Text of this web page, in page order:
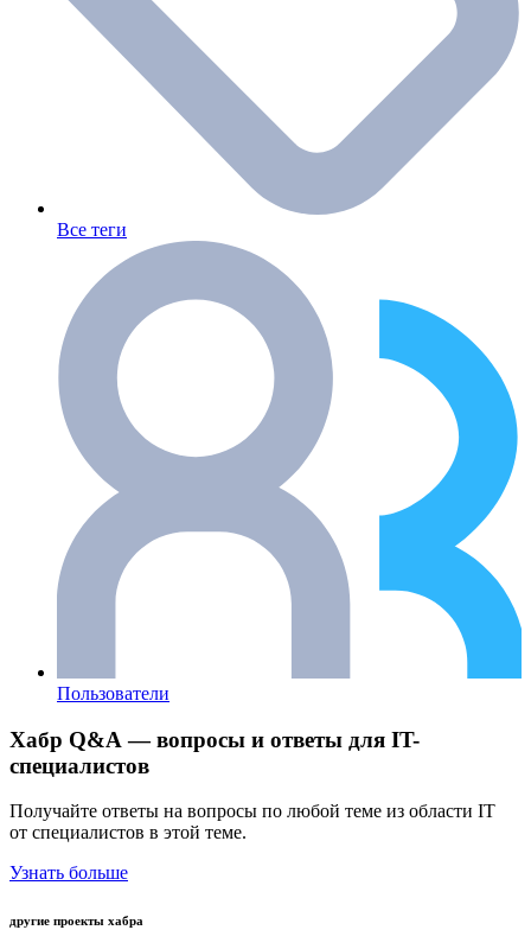
Все теги
Пользователи
Хабр Q&A — вопросы и ответы для IT-
специалистов
Получайте ответы на вопросы по любой теме из области IT
от специалистов в этой теме.
Узнать больше
другие проекты хабра